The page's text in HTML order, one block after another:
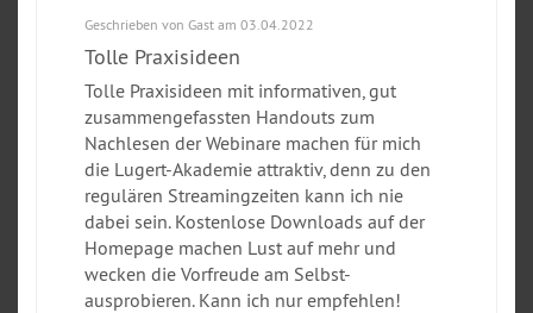
Geschrieben von Gast am 03.04.2022
Tolle Praxisideen
Tolle Praxisideen mit informativen, gut
zusammengefassten Handouts zum
Nachlesen der Webinare machen für mich
die Lugert-Akademie attraktiv, denn zu den
regulären Streamingzeiten kann ich nie
dabei sein. Kostenlose Downloads auf der
Homepage machen Lust auf mehr und
wecken die Vorfreude am Selbst-
ausprobieren. Kann ich nur empfehlen!